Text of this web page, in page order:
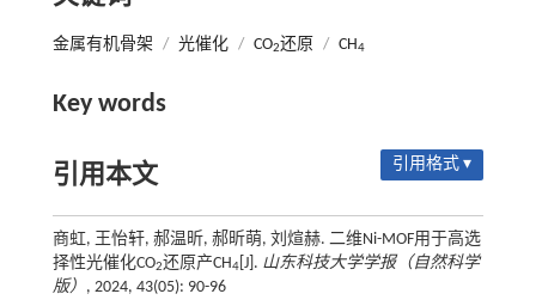
金属有机骨架 / 光催化 / CO2还原 / CH4
Key words
引用本文 引用格式 ▾
商虹, 王怡轩, 郝温昕, 郝昕萌, 刘煊赫. 二维Ni-MOF用于高选
择性光催化CO2还原产CH4[J]. 山东科技大学学报（自然科学
版） , 2024, 43(05): 90-96